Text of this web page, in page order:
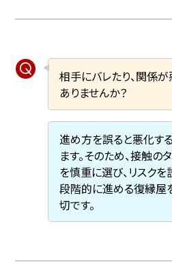
相手にバレたり、関係
ありませんか？
進め方を誤ると悪化す
ます。そのため、接触の
を慎重に選び、リスクを
段階的に進める復縁屋
切です。